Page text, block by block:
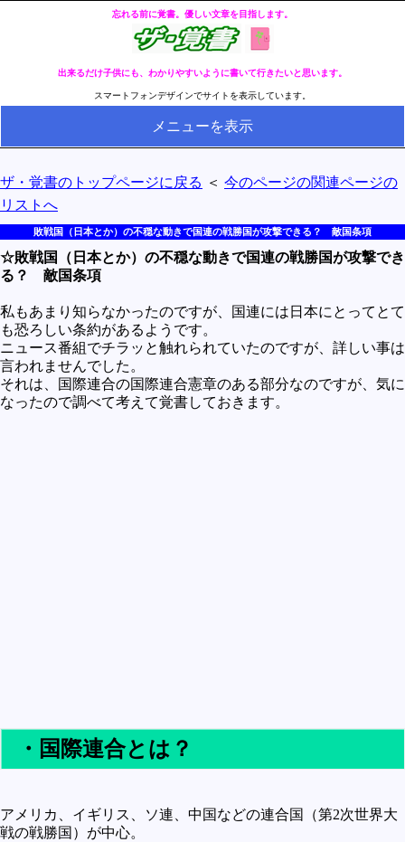
忘れる前に覚書。優しい文章を目指します。
出来るだけ子供にも、わかりやすいように書いて行きたいと思います。
スマートフォンデザインでサイトを表示しています。
メニューを表示
全ページのリストへ
今の分類ページのリストへ
健康
生活
料理とか食べ物
外国語
宇宙とか地球
ハイテク・デジタルとか
未確認
ザ・覚書のトップページに戻る ＜ 今のページの関連ページの
リストへ
敗戦国（日本とか）の不穏な動きで国連の戦勝国が攻撃できる？ 敵国条項
☆敗戦国（日本とか）の不穏な動きで国連の戦勝国が攻撃でき
る？ 敵国条項
私もあまり知らなかったのですが、国連には日本にとってとて
も恐ろしい条約があるようです。
ニュース番組でチラッと触れられていたのですが、詳しい事は
言われませんでした。
それは、国際連合の国際連合憲章のある部分なのですが、気に
なったので調べて考えて覚書しておきます。
・国際連合とは？
アメリカ、イギリス、ソ連、中国などの連合国（第2次世界大
戦の戦勝国）が中心。